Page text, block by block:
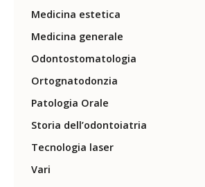
Medicina estetica
Medicina generale
Odontostomatologia
Ortognatodonzia
Patologia Orale
Storia dell’odontoiatria
Tecnologia laser
Vari